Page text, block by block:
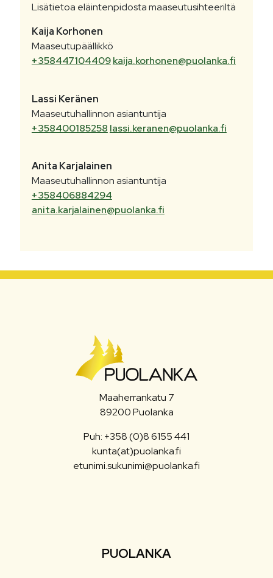
Lisätietoa eläintenpidosta maaseutusihteeriltä
Kaija Korhonen
Maaseutupäällikkö
+358447104409kaija.korhonen@puolanka.fi
Lassi Keränen
Maaseutuhallinnon asiantuntija
+358400185258 lassi.keranen@puolanka.fi
Anita Karjalainen
Maaseutuhallinnon asiantuntija
+358406884294
anita.karjalainen@puolanka.fi
Maaherrankatu 7
89200 Puolanka
Puh: +358 (0)8 6155 441
kunta(at)puolanka.fi
etunimi.sukunimi@puolanka.fi
PUOLANKA